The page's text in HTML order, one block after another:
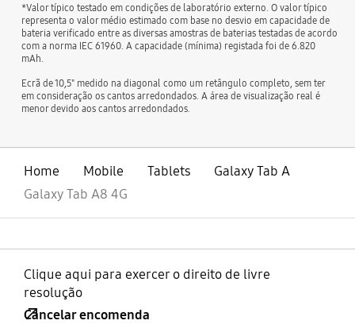
*Valor típico testado em condições de laboratório externo. O valor típico
representa o valor médio estimado com base no desvio em capacidade de
bateria verificado entre as diversas amostras de baterias testadas de acordo
com a norma IEC 61960. A capacidade (mínima) registada foi de 6.820
mAh.
Ecrã de 10,5" medido na diagonal como um retângulo completo, sem ter
em consideração os cantos arredondados. A área de visualização real é
menor devido aos cantos arredondados.
Home Mobile Tablets
Galaxy Tab A
Galaxy Tab A8 4G
Clique aqui para exercer o direito de livre
resolução
Cancelar encomenda